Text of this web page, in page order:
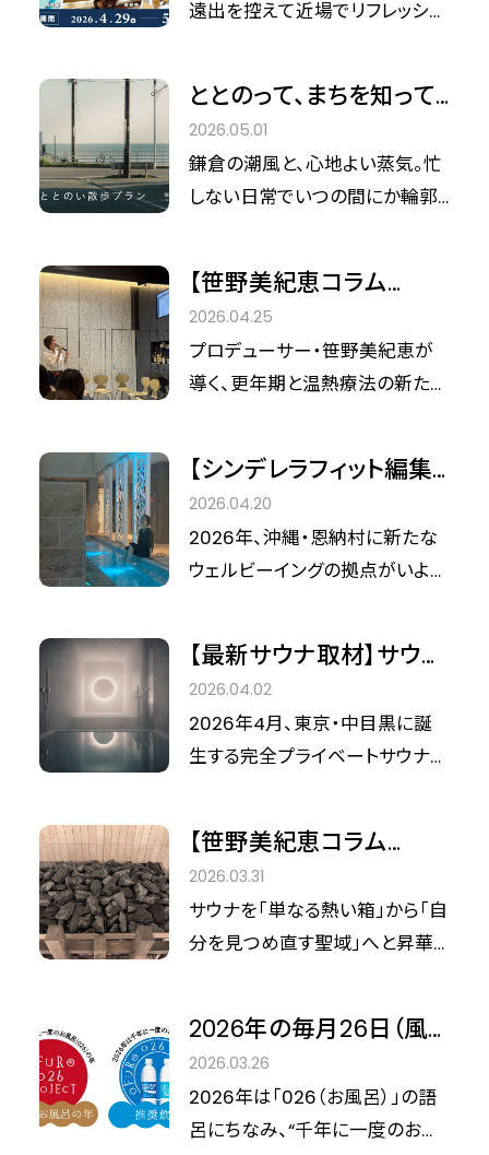
ヌ）」が誕生しました（※）。
（※2026年5月7日時点でヤーマ
ン株式会社と直接取引をし、同社
が把握しているホテルにおいて
会社の取締役社長室長・中岡竜
太郎氏に、Cinderella Fit編集長
の高部がインタビュー。サウナと
美容家電の相乗効果から、高知
可能性まで、お話を伺いました。
「温泉サウナ」の可能性です。実は
ある博士たちと、これまでにない
ウェルネス空間の創出に向けた
共同研究を水面下で進めている
そうです。 そんな彼女が次なるイ
府湾沿いの上人ヶ浜（しょうにん
がはま）に位置する伝統的な温
泉施設『別府海浜砂湯』での体験
から、これからの温浴のヒントを
線で叶える、心・体・肌を
ング
遠出を控えて近場でリフレッシュ
MONSTER、FLOBA）による「サ旅
プラン」第6回が実施されました。
今回、私たち「Cinderella Fit」編
集部は、このプロジェクトを牽引
広報担当の小川様にお話を伺い
ました。単なる施設利用にとどま
らない、美容と地域活性を掛け
合わせた「中央線沿線 サ旅」の全
ととのって、まちを知って、
味わう。鎌倉で、自分を慈
しむ一日を。BIRD HOTEL
× 御成桑拿 コラボレーシ
ラン」
2026.05.01
鎌倉の潮風と、心地よい蒸気。忙
しない日常でいつの間にか輪郭
旅はいかがですか？ 2026年5月1
日より、由比ヶ浜のガーデンホテ
ル「BIRD HOTEL」と、地域密着型
コミュニティサウナ「御成桑拿（お
至福のコラボプランがスタートし
ます。
【笹野美紀恵コラム
vol.45】サウナは「熱い
箱」から「聖域」、そして
「医学の隣」へ。
2026.04.25
プロデューサー・笹野美紀恵が
導く、更年期と温熱療法の新たな
る「熱い箱」から、現代人が自分
を見つめ直す「聖域（セクチュア
リ）」へと昇華させてきた総合ウェ
ルネスプロデューサー・笹野美紀
ているのは、温浴が持つ「医学的
エビデンス」との融合です。 先日、
沖縄から帰着したばかりの彼女
が真っ先に向かったのは、東京・
由美先生と共に、「更年期症状に
温熱療法は有効か？」というテー
マで、プライベートな勉強会が開
催されました。
【シンデレラフィット編集
部沖縄 取材】サウナの聖
地「しきじ」のDNAが沖縄
へ。笹野美紀恵氏が贈
るサウナ」体験
2026.04.20
2026年、沖縄・恩納村に新たな
ウェルビーイングの拠点がいよい
グランドオープンを控える「PGM
ホテルリゾート沖縄」。 その数あ
る魅力の中でも、感度の高い大
人たちが最も注目しているのが、
域」へと昇華させてきた、総合ウ
ェルネス温浴プロデューサー・笹
野美紀恵氏がプロデュースした
サウナ施設です。 「サウナの聖地」
にした「至福のリトリート」の全貌
に迫ります。
【最新サウナ取材】サウナ
を日本の文化へ。中目黒
『SAUNA汽汽』が提示す
る、新基準のセルフケア。
2026.04.02
2026年4月、東京・中目黒に誕
生する完全プライベートサウナ
おいて、本施設が提示するのは、
単なるリフレッシュの場を超えた
「セルフケアとしてのサウナ」とい
う選択肢です。 美容メディア
本の美容文化における重要なイ
ンフラと捉えてきました。そのフィ
ロソフィーに基づき、本施設の設
計思想を紐解きます。
【笹野美紀恵コラム
vol.44】沖縄に「雪」が舞
うサウナ誕生へ。笹野美
紀恵氏プロデュース
縄」が最終仕上げに突入
2026.03.31
サウナを「単なる熱い箱」から「自
分を見つめ直す聖域」へと昇華さ
サウナの聖地『しきじ』の娘として
知られる彼女がいま、沖縄・恩納
村で新たなチャレンジに取り組
んでいます。 現在、テレビの密着
2026年の毎月26日（風
呂の日）はお風呂に行こ
う！ 全国約10万人に「ポ
カリスエット缶」を提供
2026.03.26
2026年は「026（お風呂）」の語
呂にちなみ、“千年に一度のお風